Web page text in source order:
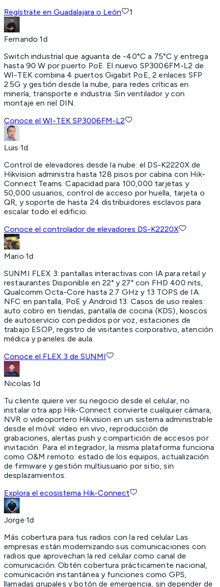
Regístrate en Guadalajara o León
1
Fernando·1d
Switch industrial que aguanta de -40°C a 75°C y entrega
hasta 90 W por puerto PoE. El nuevo SP3006FM-L2 de
WI-TEK combina 4 puertos Gigabit PoE, 2 enlaces SFP
2.5G y gestión desde la nube, para redes críticas en
minería, transporte e industria. Sin ventilador y con
montaje en riel DIN.
Conoce el WI-TEK SP3006FM-L2
Luis·1d
Control de elevadores desde la nube: el DS-K2220X de
Hikvision administra hasta 128 pisos por cabina con Hik-
Connect Teams. Capacidad para 100,000 tarjetas y
50,000 usuarios, control de acceso por huella, tarjeta o
QR, y soporte de hasta 24 distribuidores esclavos para
escalar todo el edificio.
Conoce el controlador de elevadores DS-K2220X
Mario·1d
SUNMI FLEX 3: pantallas interactivas con IA para retail y
restaurantes Disponible en 22" y 27" con FHD 400 nits,
Qualcomm Octa-Core hasta 2.7 GHz y 13 TOPS de IA.
NFC en pantalla, PoE y Android 13. Casos de uso reales:
auto cobro en tiendas, pantalla de cocina (KDS), kioscos
de autoservicio con pedidos por voz, estaciones de
trabajo ESOP, registro de visitantes corporativo, atención
médica y paneles de aula.
Conoce el FLEX 3 de SUNMI
Nicolas·1d
Tu cliente quiere ver su negocio desde el celular, no
instalar otra app Hik-Connect convierte cualquier cámara,
NVR o videoportero Hikvision en un sistema administrable
desde el móvil: video en vivo, reproducción de
grabaciones, alertas push y compartición de accesos por
invitación. Para el integrador, la misma plataforma funciona
como O&M remoto: estado de los equipos, actualización
de firmware y gestión multiusuario por sitio, sin
desplazamientos.
Explora el ecosistema Hik-Connect
Jorge·1d
Más cobertura para tus radios con la red celular Las
empresas están modernizando sus comunicaciones con
radios que aprovechan la red celular como canal de
comunicación. Obtén cobertura prácticamente nacional,
comunicación instantánea y funciones como GPS,
llamadas grupales y botón de emergencia, sin depender de